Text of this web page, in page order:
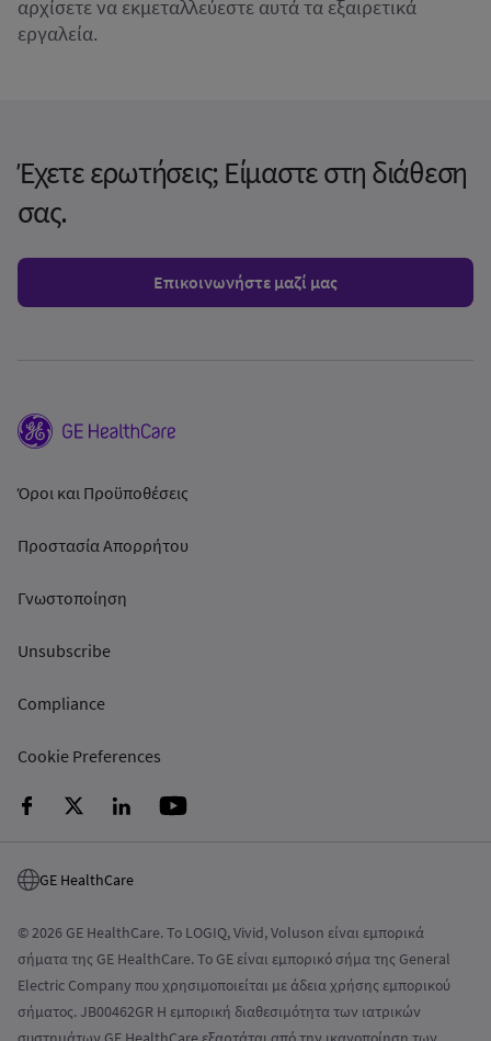
αρχίσετε να εκμεταλλεύεστε αυτά τα εξαιρετικά
εργαλεία.
Έχετε ερωτήσεις; Είμαστε στη διάθεση
σας.
Επικοινωνήστε μαζί μας
Όροι και Προϋποθέσεις
Προστασία Απορρήτου
Γνωστοποίηση
Unsubscribe
Compliance
Cookie Preferences
GE HealthCare
© 2026 GE HealthCare. Το LOGIQ, Vivid, Voluson είναι εμπορικά
σήματα της GE HealthCare. Το GE είναι εμπορικό σήμα της General
Electric Company που χρησιμοποιείται με άδεια χρήσης εμπορικού
σήματος. JB00462GR Η εμπορική διαθεσιμότητα των ιατρικών